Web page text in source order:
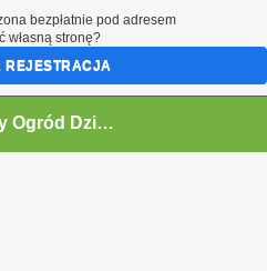
Najstarszy Ogród Działkowy w Polsce
bezpłatnie pod adresem
własną stronę?
REJESTRACJA